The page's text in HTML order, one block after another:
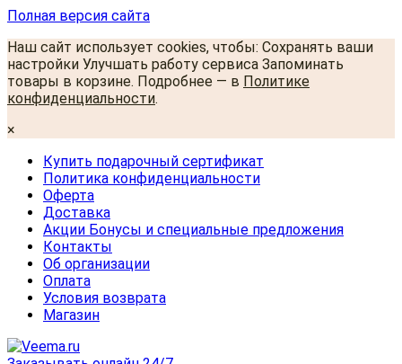
Полная версия сайта
Наш сайт использует cookies, чтобы: Сохранять ваши
настройки Улучшать работу сервиса Запоминать
товары в корзине. Подробнее — в Политике
конфиденциальности.
×
Купить подарочный сертификат
Политика конфиденциальности
Оферта
Доставка
Акции Бонусы и специальные предложения
Контакты
Об организации
Оплата
Условия возврата
Магазин